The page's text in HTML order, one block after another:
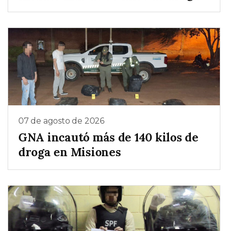
07 de agosto de 2026
GNA incautó más de 140 kilos de
droga en Misiones